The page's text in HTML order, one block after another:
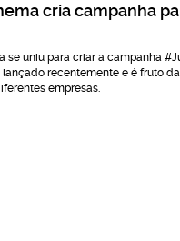
cria campanha
se uniu para criar a campanha
recentemente e é fruto
empresas.